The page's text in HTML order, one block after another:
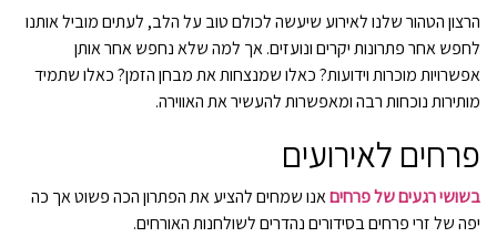
הרצון הטהור שלנו לאירוע שיעשה לכולם טוב על הלב, לעתים מוביל אותנו
לחפש אחר פתרונות יקרים ונועזים. אך למה שלא נחפש אחר אותן
אפשרויות מוכרות וידועות? כאלו שמנצחות את מבחן הזמן? כאלו שתמיד
מותירות נוכחות רבה ומאפשרות להעשיר את האווירה.
פרחים לאירועים
בשושי רגעים של פרחיםאנו שמחים להציע את הפתרון הכה פשוט אך כה
יפה של זרי פרחים בסידורים נהדרים לשולחנות האורחים.